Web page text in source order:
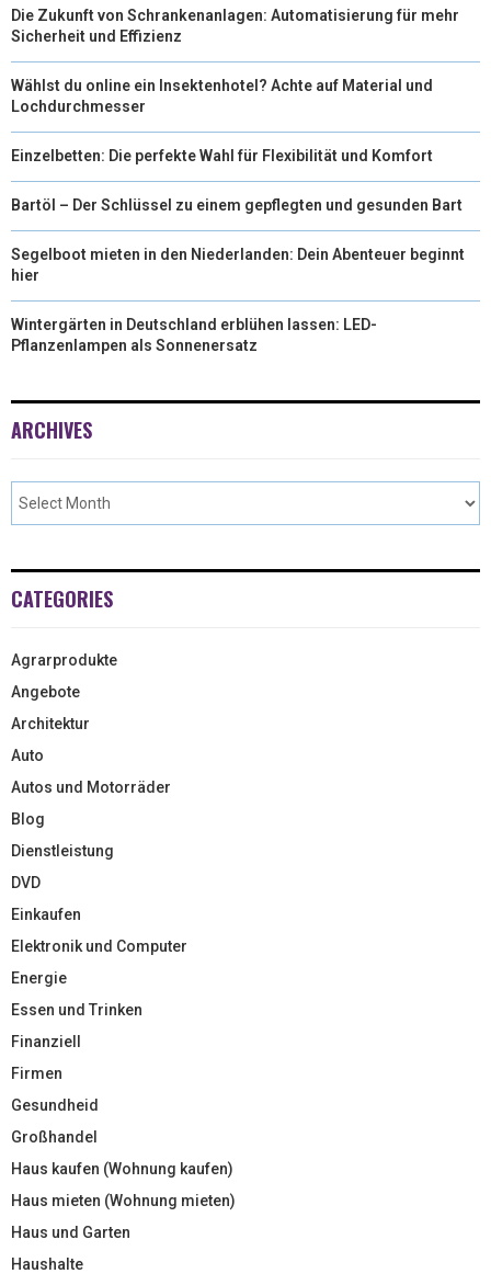
Die Zukunft von Schrankenanlagen: Automatisierung für mehr
Sicherheit und Effizienz
Wählst du online ein Insektenhotel? Achte auf Material und
Lochdurchmesser
Einzelbetten: Die perfekte Wahl für Flexibilität und Komfort
Bartöl – Der Schlüssel zu einem gepflegten und gesunden Bart
Segelboot mieten in den Niederlanden: Dein Abenteuer beginnt
hier
Wintergärten in Deutschland erblühen lassen: LED-
Pflanzenlampen als Sonnenersatz
ARCHIVES
CATEGORIES
Agrarprodukte
Angebote
Architektur
Auto
Autos und Motorräder
Blog
Dienstleistung
DVD
Einkaufen
Elektronik und Computer
Energie
Essen und Trinken
Finanziell
Firmen
Gesundheid
Großhandel
Haus kaufen (Wohnung kaufen)
Haus mieten (Wohnung mieten)
Haus und Garten
Haushalte